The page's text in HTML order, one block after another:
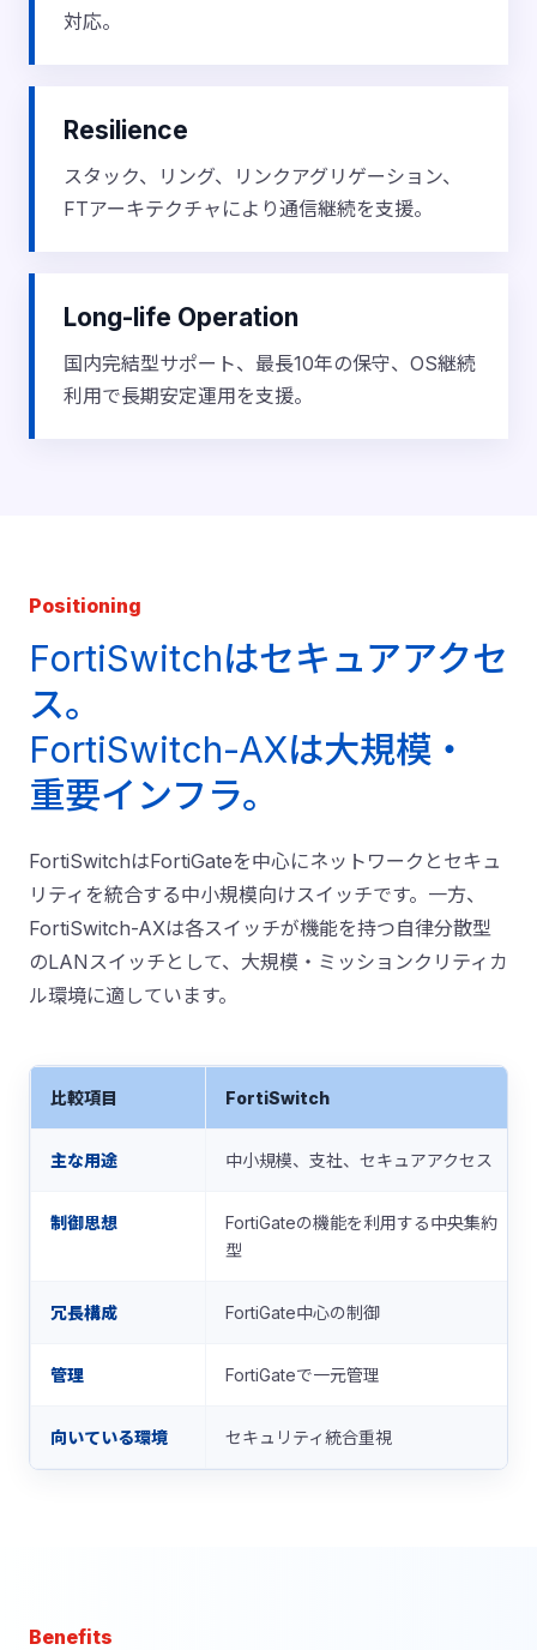
対応。
Resilience
スタック、リング、リンクアグリゲーション、
FTアーキテクチャにより通信継続を支援。
Long-life Operation
国内完結型サポート、最長10年の保守、OS継続
利用で長期安定運用を支援。
Positioning
FortiSwitchはセキュアアクセ
ス。
FortiSwitch-AXは大規模・
重要インフラ。
FortiSwitchはFortiGateを中心にネットワークとセキュ
リティを統合する中小規模向けスイッチです。一方、
FortiSwitch-AXは各スイッチが機能を持つ自律分散型
のLANスイッチとして、大規模・ミッションクリティカ
ル環境に適しています。
比較項目 FortiSwitch
主な用途 中小規模、支社、セキュアアクセス
制御思想
FortiGateの機能を利用する中央集約
型
冗長構成 FortiGate中心の制御
管理 FortiGateで一元管理
向いている環境 セキュリティ統合重視
Benefits